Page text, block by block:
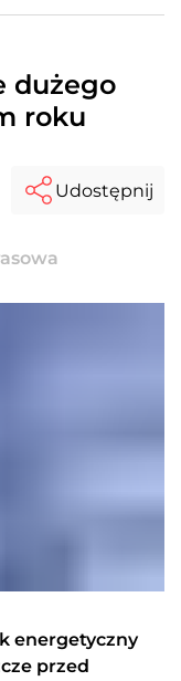
dużego
roku
Udostępnij
energetyczny
przed